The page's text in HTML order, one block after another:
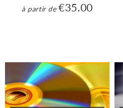
à partir dePrix
€35.00